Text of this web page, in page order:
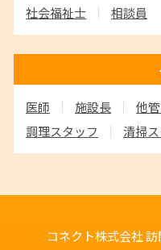
社会福祉士
相談員
医師 施設長 他
調理スタッフ
清掃
コネクト株式会社